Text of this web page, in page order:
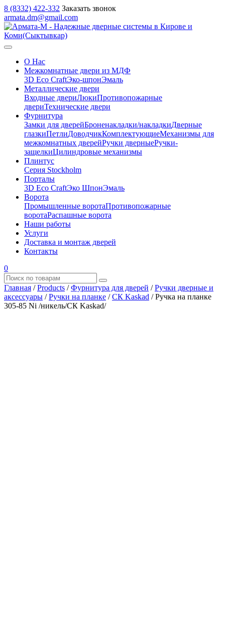
8 (8332) 422-332 Заказать звонок
armata.dm@gmail.com
О Нас
Межкомнатные двери из МДФ
3D Eco CraftЭко-шпонЭмаль
Металлические двери
Входные двериЛюкиПротивопожарные
двериТехнические двери
Фурнитура
Замки для дверейБроненакладки/накладкиДверные
глазкиПетлиДоводчикКомплектующиеМеханизмы для
межкомнатных дверейРучки дверныеРучки-
защелкиЦилиндровые механизмы
Плинтус
Серия Stockholm
Порталы
3D Eco CraftЭко ШпонЭмаль
Ворота
Промышленные воротаПротивопожарные
воротаРаспашные ворота
Наши работы
Услуги
Доставка и монтаж дверей
Контакты
0
Главная /Products /Фурнитура для дверей /Ручки дверные и
аксессуары /Ручки на планке /CК Kaskad /Ручка на планке
305-85 Ni /никель/CК Kaskad/